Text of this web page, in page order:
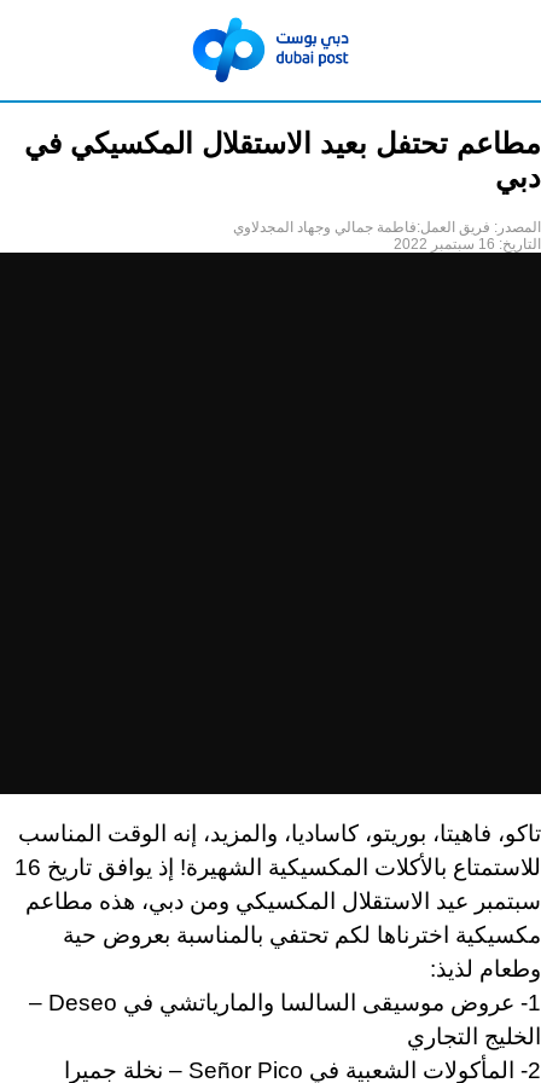
مطاعم تحتفل بعيد الاستقلال المكسيكي في
دبي
المصدر: فريق العمل:فاطمة جمالي وجهاد المجدلاوي
التاريخ: 16 سبتمبر 2022
تاكو، فاهيتا، بوريتو، كاساديا، والمزيد، إنه الوقت المناسب
للاستمتاع بالأكلات المكسيكية الشهيرة! إذ يوافق تاريخ 16
سبتمبر عيد الاستقلال المكسيكي ومن دبي، هذه مطاعم
مكسيكية اخترناها لكم تحتفي بالمناسبة بعروض حية
وطعام لذيذ:
1- عروض موسيقى السالسا والمارياتشي في Deseo –
الخليج التجاري
2- المأكولات الشعبية في Señor Pico – نخلة جميرا